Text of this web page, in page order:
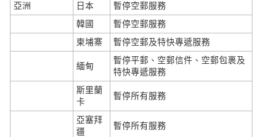
亞洲
日本
暫停空郵服務
韓國
暫停空郵服務
柬埔寨
暫停空郵及特快專遞服務
緬甸
暫停平郵、空郵信件、空郵包裹及
特快專遞服務
斯里蘭
卡
暫停所有服務
亞塞拜
疆
暫停所有服務